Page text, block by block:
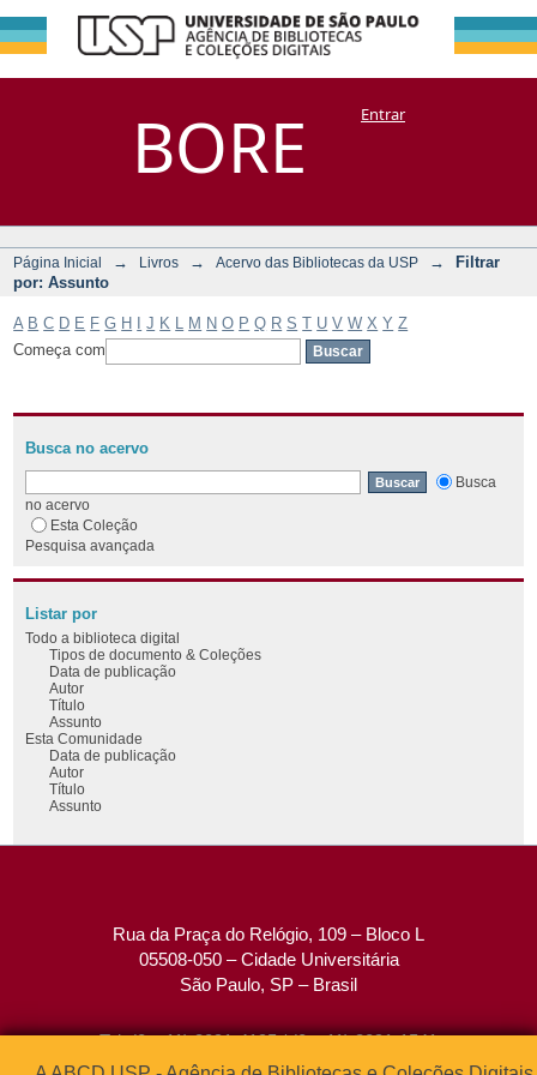
BORE
Filtrar por:
Assunto
DSpace/Manakin + CoriscoEntrar
Página Inicial → Livros → Acervo das Bibliotecas da USP →
Filtrar
por: Assunto
A B C D E F G H J K M N O P Q R S T U V W X Y Z
Começa com
Busca no acervo
Busca
no acervo
Esta Coleção
Pesquisa avançada
Listar por
Todo a biblioteca digital
Tipos de documento & Coleções
Data de publicação
Autor
Título
Assunto
Esta Comunidade
Data de publicação
Autor
Título
Assunto
Rua da Praça do Relógio, 109 – Bloco L
05508-050 – Cidade Universitária
São Paulo, SP – Brasil
Tel: (0xx11) 3091-4195 / (0xx11) 3091-1541
Fax: (0xx11) 3091-1567